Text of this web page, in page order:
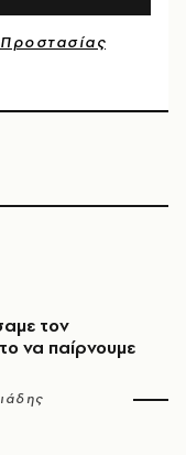
τον
να παίρνουμε
Προστασίας